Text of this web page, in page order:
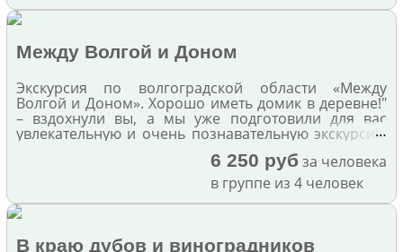
Между Волгой и Доном
Экскурсия по волгоградской области «Между
Волгой и Доном». Хорошо иметь домик в деревне!"
– вздохнули вы, а мы уже подготовили для вас
увлекательную и очень познавательную экскурсию
в междуречье Волги и Дона к самым настоящим
казакам. Ведь приехать в Волгоград и не побывать
в казачьем краю просто недопустимо!
…
6 250 руб за человека
в группе из 4 человек
В краю дубов и виноградников